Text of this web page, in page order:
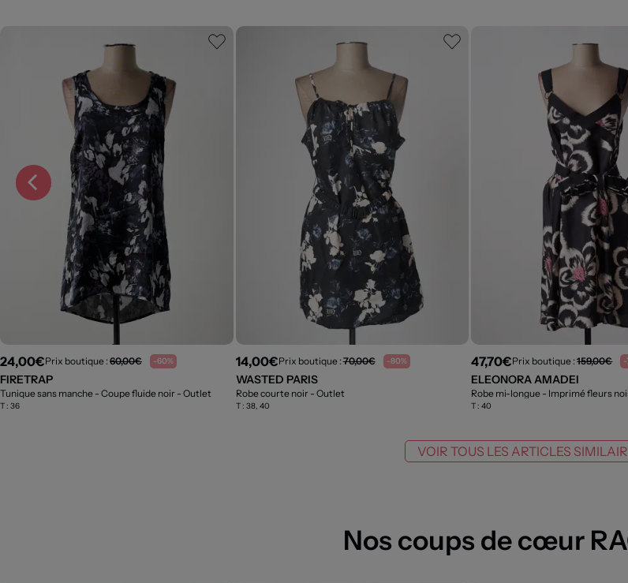
24,00€Prix boutique : 60,00€ -60%
FIRETRAP
Tunique sans manche - Coupe fluide noir - Outlet
T : 36
14,00€Prix boutique :70,00€ -80%
WASTED PARIS
Robe courte noir - Outlet
T : 38, 40
47,70€Prix boutique :159,00€ -
ELEONORA AMADEI
Robe mi-longue - Imprimé fleurs
T :40
VOIR TOUS LES ARTICLES
Nos coups de cœur